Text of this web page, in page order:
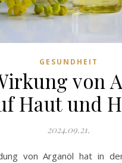
GESUNDHEIT
von
Haut und
2024.09.21.